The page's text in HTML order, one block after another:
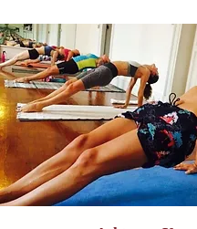
Reservar ahora